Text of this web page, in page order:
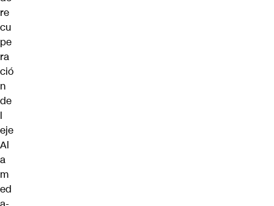
re
cu
pe
ra
ció
n
de
l
eje
Al
a
m
ed